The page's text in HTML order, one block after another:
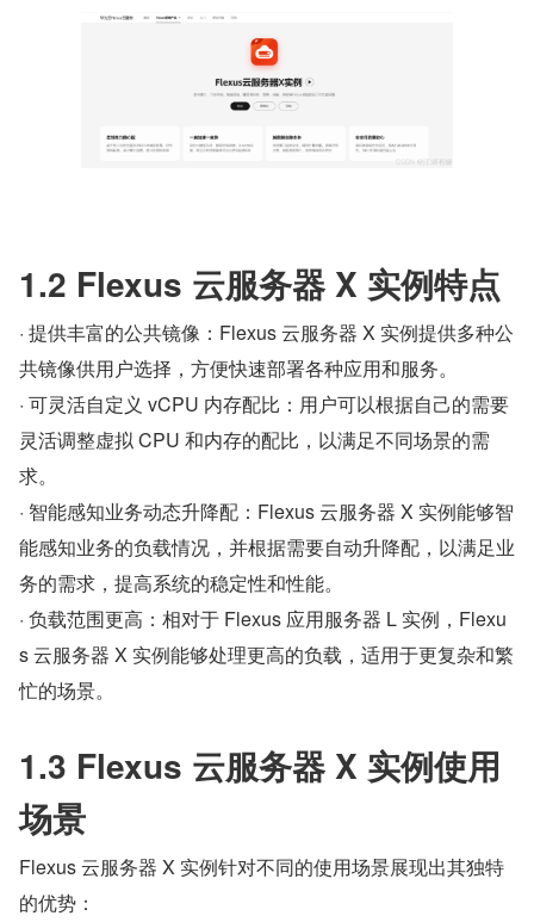
1.2 Flexus 云服务器 X 实例特点
· 提供丰富的公共镜像：Flexus 云服务器 X 实例提供多种公
共镜像供用户选择，方便快速部署各种应用和服务。
· 可灵活自定义 vCPU 内存配比：用户可以根据自己的需要
灵活调整虚拟 CPU 和内存的配比，以满足不同场景的需
求。
· 智能感知业务动态升降配：Flexus 云服务器 X 实例能够智
能感知业务的负载情况，并根据需要自动升降配，以满足业
务的需求，提高系统的稳定性和性能。
· 负载范围更高：相对于 Flexus 应用服务器 L 实例，Flexu
s 云服务器 X 实例能够处理更高的负载，适用于更复杂和繁
忙的场景。
1.3 Flexus 云服务器 X 实例使用
场景
Flexus 云服务器 X 实例针对不同的使用场景展现出其独特
的优势：